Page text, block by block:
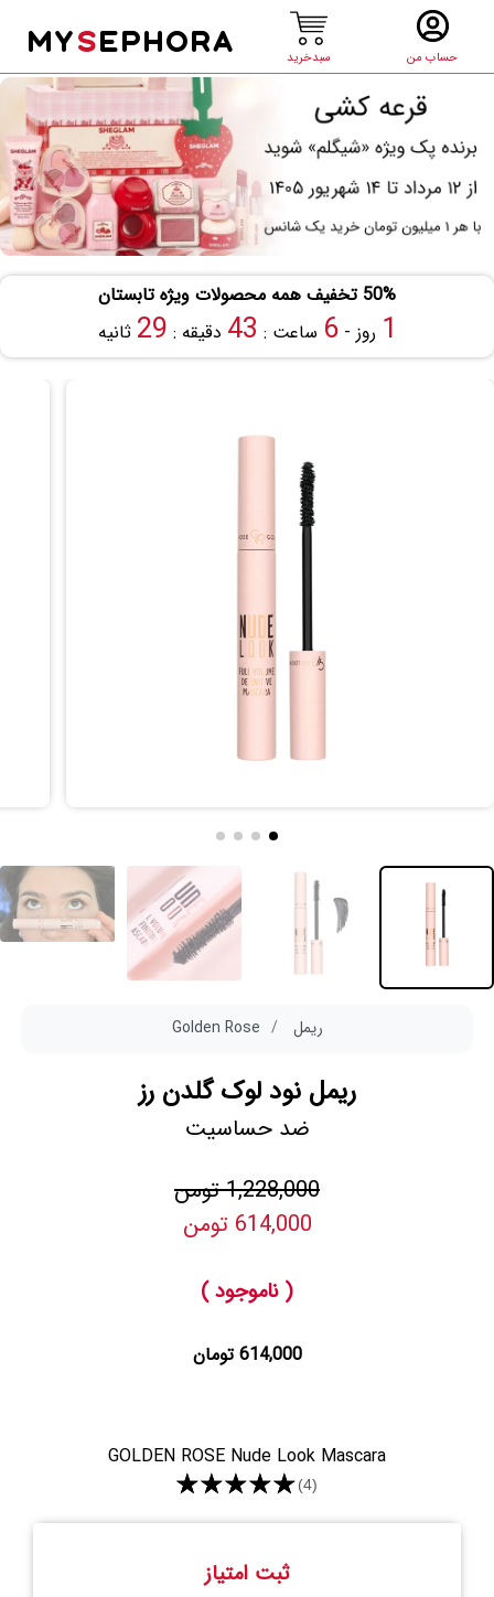
حساب من سبدخرید
MYSEPHORA
50% تخفیف همه محصولات ویژه تابستان
1 روز -6 ساعت : 43 دقیقه : 28 ثانیه
ریمل Golden Rose
ریمل نود لوک گلدن رز
ضد حساسیت
1,228,000 تومن
614,000 تومن
( ناموجود )
614,000 تومان
GOLDEN ROSE Nude Look Mascara
★★★★★(4)
ثبت امتیاز